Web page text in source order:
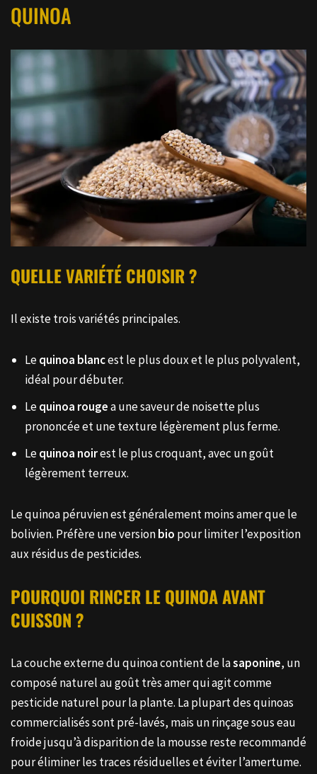
QUINOA
QUELLE VARIÉTÉ CHOISIR ?
Il existe trois variétés principales.
Lequinoa blancest le plus doux et le plus polyvalent,
idéal pour débuter.
Lequinoa rougea une saveur de noisette plus
prononcée et une texture légèrement plus ferme.
Lequinoa noirest le plus croquant, avec un goût
légèrement terreux.
Le quinoa péruvien est généralement moins amer que le
bolivien. Préfère une versionbio pour limiter l’exposition
aux résidus de pesticides.
POURQUOI RINCER LE QUINOA AVANT
CUISSON ?
La couche externe du quinoa contient de lasaponine, un
composé naturel au goût très amer qui agit comme
pesticide naturel pour la plante. La plupart des quinoas
commercialisés sont pré-lavés, mais un rinçage sous eau
froide jusqu’à disparition de la mousse reste recommandé
pour éliminer les traces résiduelles et éviter l’amertume.